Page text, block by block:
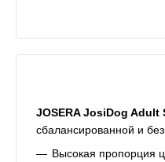
JOSERA JosiDog Adult
сбалансированной и
Высокая пропорция